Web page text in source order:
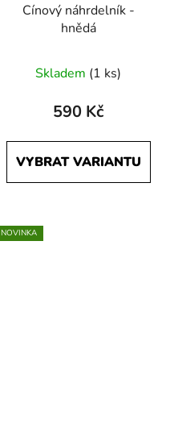
Cínový náhrdelník -
hnědá
Skladem (1 ks)
590 Kč
VYBRAT VARIANTU
NOVINKA